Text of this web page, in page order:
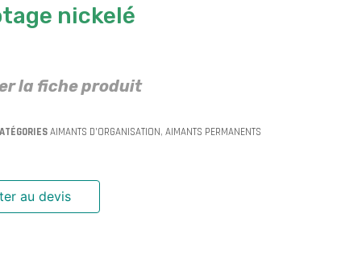
nickelé
la fiche produit
AIMANTS D’ORGANISATION, AIMANTS PERMANENTS
au devis